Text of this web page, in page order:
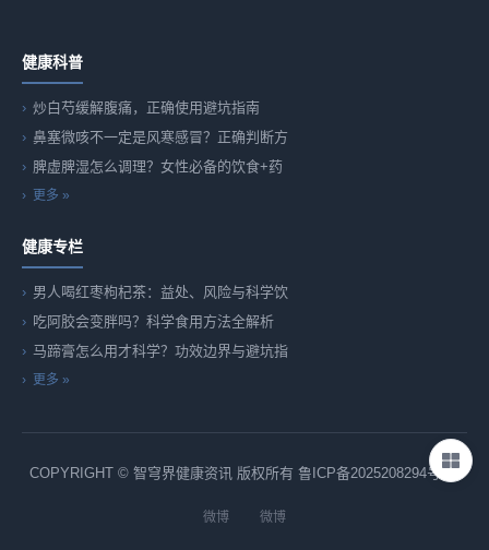
健康科普
炒白芍缓解腹痛，正确使用避坑指南
鼻塞微咳不一定是风寒感冒？正确判断方
脾虚脾湿怎么调理？女性必备的饮食+药
更多 »
健康专栏
男人喝红枣枸杞茶：益处、风险与科学饮
吃阿胶会变胖吗？科学食用方法全解析
马蹄膏怎么用才科学？功效边界与避坑指
更多 »
COPYRIGHT © 智穹界健康资讯 版权所有 鲁ICP备2025208294号-82
微博 微博